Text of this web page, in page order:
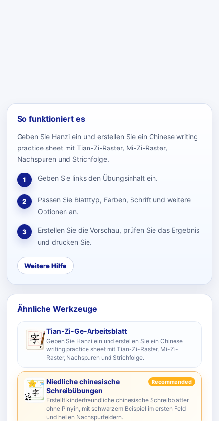
So funktioniert es
Geben Sie Hanzi ein und erstellen Sie ein Chinese writing
practice sheet mit Tian-Zi-Raster, Mi-Zi-Raster,
Nachspuren und Strichfolge.
1 Geben Sie links den Übungsinhalt ein.
2
Passen Sie Blatttyp, Farben, Schrift und weitere
Optionen an.
3
Erstellen Sie die Vorschau, prüfen Sie das Ergebnis
und drucken Sie.
Weitere Hilfe
Ähnliche Werkzeuge
Tian-Zi-Ge-Arbeitsblatt
Geben Sie Hanzi ein und erstellen Sie ein Chinese
writing practice sheet mit Tian-Zi-Raster, Mi-Zi-
Raster, Nachspuren und Strichfolge.
Niedliche chinesische
Schreibübungen
Recommended
Erstellt kinderfreundliche chinesische Schreibblätter
ohne Pinyin, mit schwarzem Beispiel im ersten Feld
und hellen Nachspurfeldern.